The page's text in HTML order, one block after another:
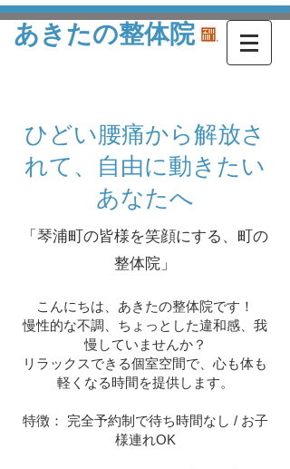
あきたの整体院
ひどい腰痛から解放さ
れて、自由に動きたい
あなたへ
「琴浦町の皆様を笑顔にする、町の
整体院」
こんにちは、あきたの整体院です！
慢性的な不調、ちょっとした違和感、我
慢していませんか？
リラックスできる個室空間で、心も体も
軽くなる時間を提供します。
​特徴： 完全予約制で待ち時間なし / お子
様連れOK